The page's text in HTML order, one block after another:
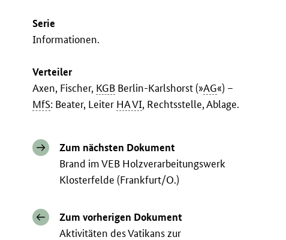
Serie
Informationen.
Verteiler
Axen, Fischer, KGB Berlin-Karlshorst (»AG«) –
MfS: Beater, Leiter HA VI, Rechtsstelle, Ablage.
Zum nächsten Dokument
Brand im VEB Holzverarbeitungswerk
Klosterfelde (Frankfurt/O.)
Zum vorherigen Dokument
Aktivitäten des Vatikans zur